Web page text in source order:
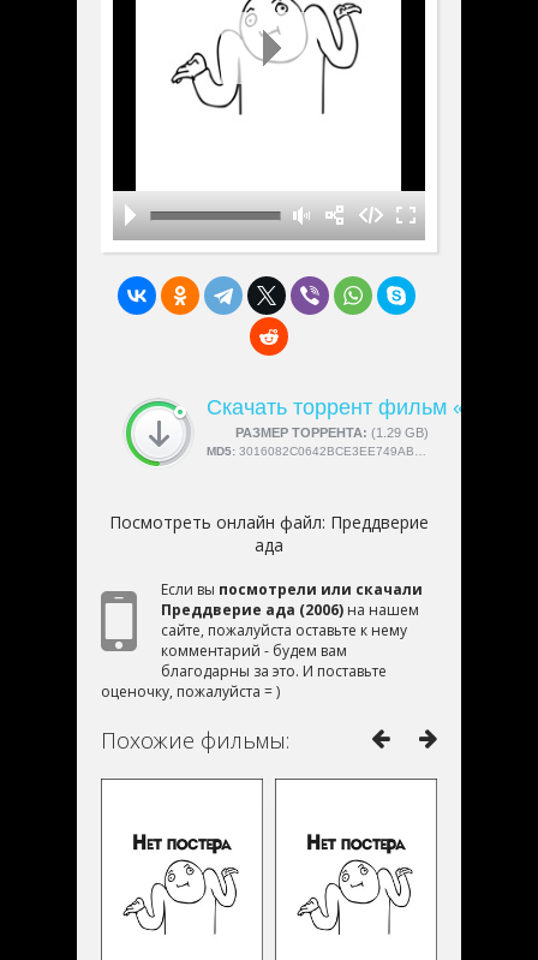
Скачать торрент фильм
РАЗМЕР ТОРРЕНТА: (1.29 GB)
СКАЧАЛИ:4189
MD5: 3016082C0642BCE3EE749AB8DA568515
Посмотреть онлайн файл: Преддверие
ада
Если вы посмотрели или скачали
Преддверие ада (2006) на нашем
сайте, пожалуйста оставьте к нему
комментарий - будем вам
благодарны за это. И поставьте
оценочку, пожалуйста = )
Похожие фильмы: